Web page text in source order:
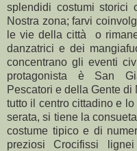
splendidi costumi storici
Nostra zona; farvi
le vie della città o
danzatrici e dei
concentrano gli eventi
protagonista è San
Pescatori e della Gente di
tutto il centro cittadino e
serata, si tiene la
costume tipico e di
preziosi Crocifissi